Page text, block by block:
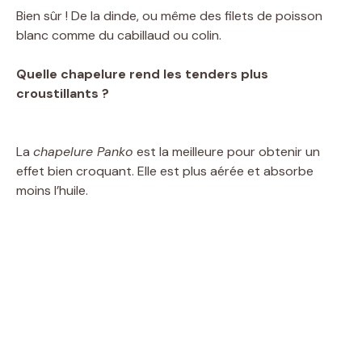
Bien sûr ! De la dinde, ou même des filets de poisson
blanc comme du cabillaud ou colin.
Quelle chapelure rend les tenders plus
croustillants ?
La chapelure Panko est la meilleure pour obtenir un
effet bien croquant. Elle est plus aérée et absorbe
moins l’huile.